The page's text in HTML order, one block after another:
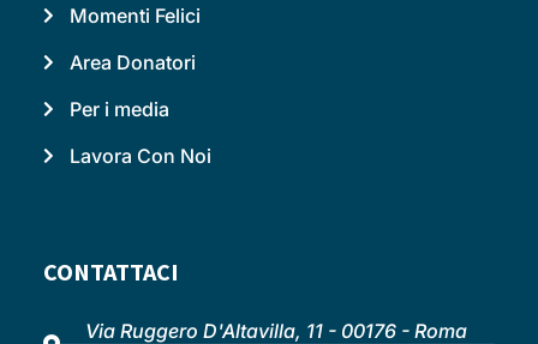
Momenti Felici
Area Donatori
Per i media
Lavora Con Noi
CONTATTACI
Via Ruggero D'Altavilla, 11 - 00176 - Roma